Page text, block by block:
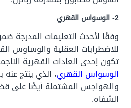
2- الوسواس القهري
وفقًا لأحدث التعليمات المدرجة
للاضطرابات العقلية والوساوس
تكون إحدى العادات القهرية
الوسواس القهري، الذي ينتج
والهواجس المشتملة أيضًا على
الشفاه.